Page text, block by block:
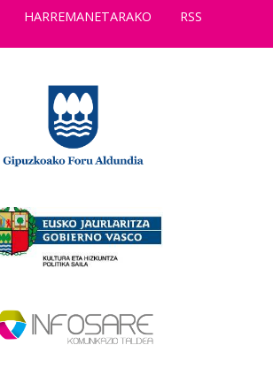
HARREMANETARAKO RSS